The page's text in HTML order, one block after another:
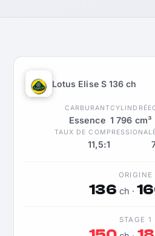
Lotus Elise S 136 ch
CARBURANT
Essence
CYLINDRÉE
1 796 cm³
TAUX DE COMPRESSION
11,5:1
ORIGINE
136 ch ·
STAGE 1